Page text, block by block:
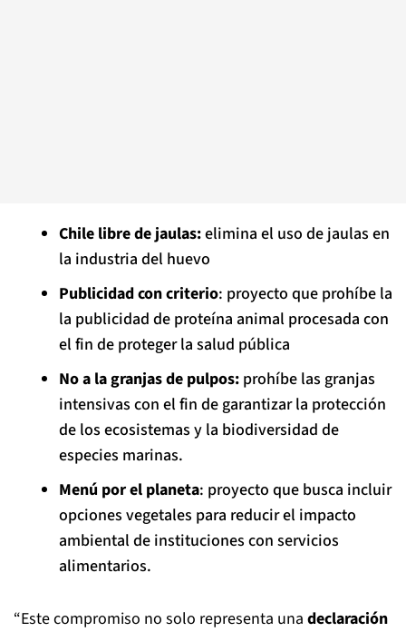
Chile libre de jaulas:elimina el uso de jaulas en
la industria del huevo
Publicidad con criterio: proyecto que prohíbe la
la publicidad de proteína animal procesada con
el fin de proteger la salud pública
No a la granjas de pulpos: prohíbe las granjas
intensivas con el fin de garantizar la protección
de los ecosistemas y la biodiversidad de
especies marinas.
Menú por el planeta: proyecto que busca incluir
opciones vegetales para reducir el impacto
ambiental de instituciones con servicios
alimentarios.
“Este compromiso no solo representa una declaración